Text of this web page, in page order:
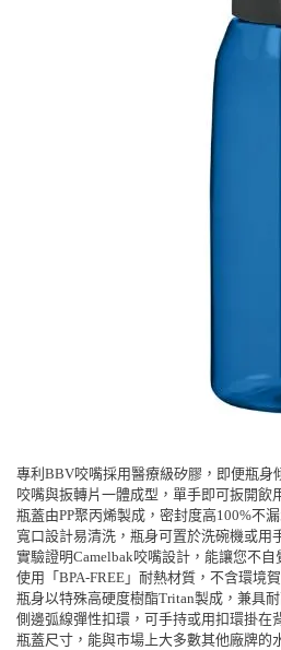
專利BBV咬嘴採用醫療級矽膠，即便瓶身
咬嘴與扳轉片一體成型，單手即可扳開飲
瓶蓋由PP聚丙烯製成，密封度高100%不漏
寬口設計易清洗，瓶身可置於洗碗機或用
實驗證明Camelbak咬嘴設計，能讓您不
使用「BPA-FREE」耐熱材質，不含環境
瓶身以特殊高硬度樹酯Tritan製成，兼具
側邊弧線彈性扣環，可手持或用扣環掛在
瓶蓋尺寸，能與市場上大多數其他廠牌的